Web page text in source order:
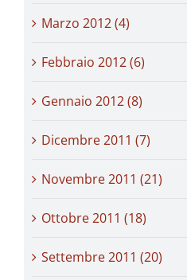
Marzo 2012 (4)
Febbraio 2012 (6)
Gennaio 2012 (8)
Dicembre 2011 (7)
Novembre 2011 (21)
Ottobre 2011 (18)
Settembre 2011 (20)